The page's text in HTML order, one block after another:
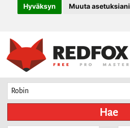
Hyväksyn Muuta asetuksiani
Hae